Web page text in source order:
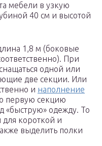
мебели в узкую
40 см и высотой
1,8 м (боковые
При
одной или
две секции. Или
и наполнение
первую секцию
«быструю» одежду. То
для короткой и
выделить полки